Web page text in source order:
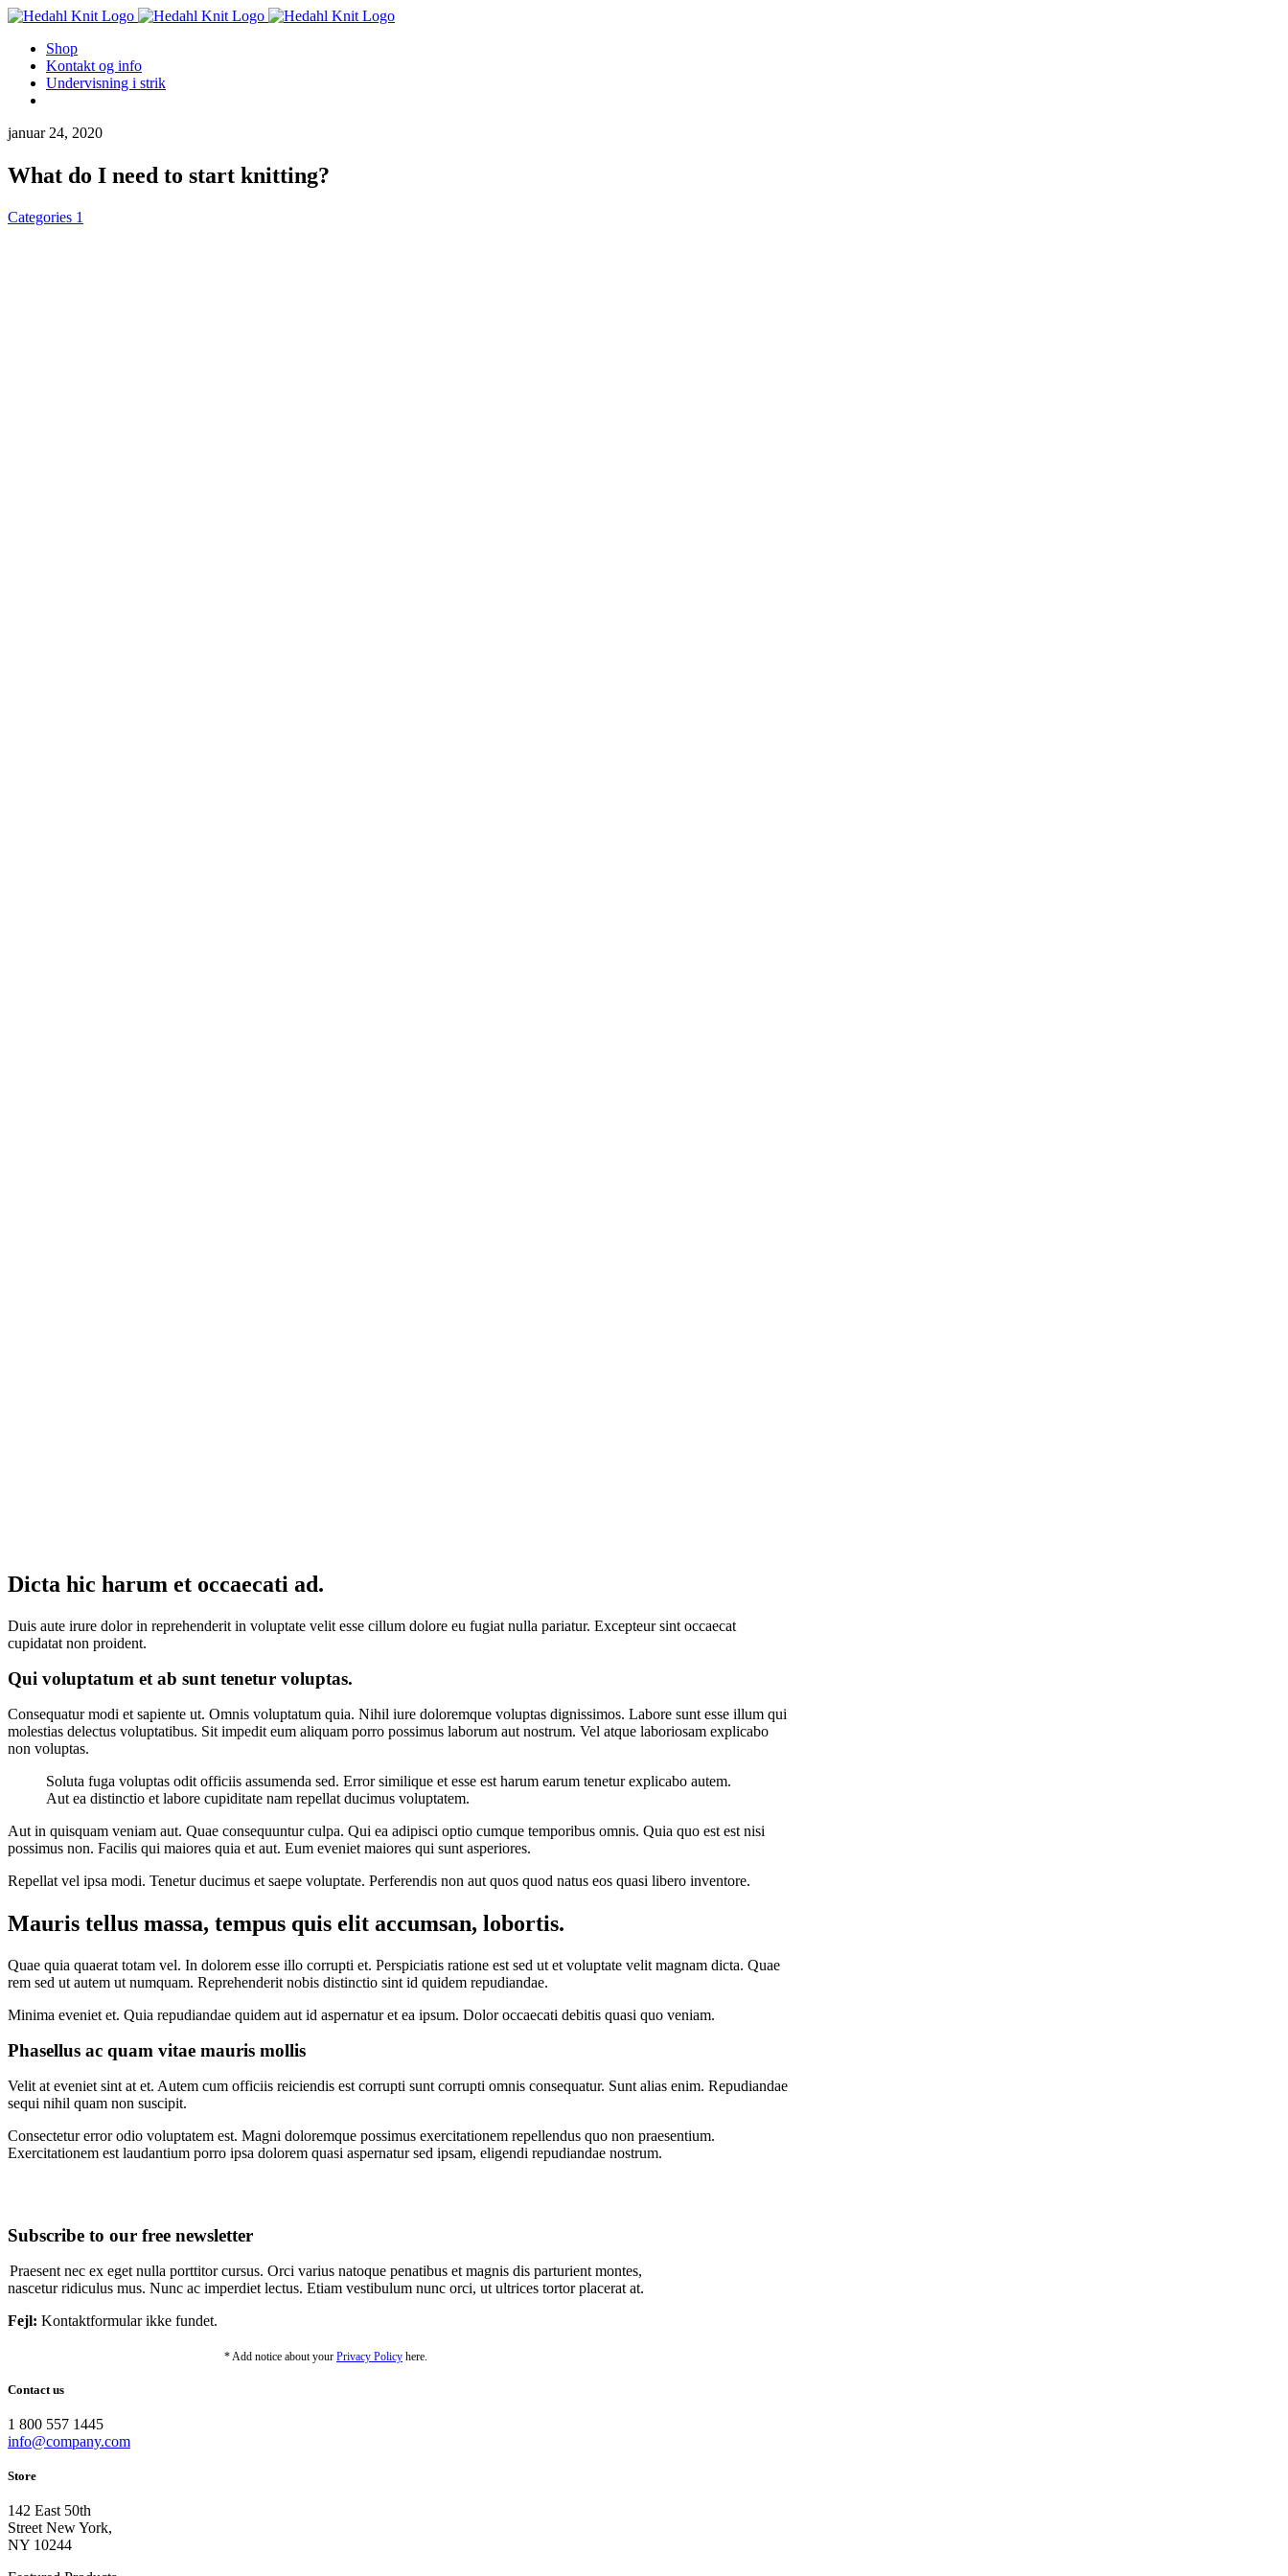
Skip
contentShop
Kontakt og info
Undervisning i strik
januar 24, 2020
What do I need to start knitting?
Categories 1
Dicta hic harum et occaecati ad.
Duis aute irure dolor in reprehenderit in voluptate velit esse cillum dolore eu fugiat nulla pariatur. Excepteur sint occaecat
cupidatat non proident.
Qui voluptatum et ab sunt tenetur voluptas.
Consequatur modi et sapiente ut. Omnis voluptatum quia. Nihil iure doloremque voluptas dignissimos. Labore sunt esse illum qui
molestias delectus voluptatibus. Sit impedit eum aliquam porro possimus laborum aut nostrum. Vel atque laboriosam explicabo
non voluptas.
Soluta fuga voluptas odit officiis assumenda sed. Error similique et esse est harum earum tenetur explicabo autem.
Aut ea distinctio et labore cupiditate nam repellat ducimus voluptatem.
Aut in quisquam veniam aut. Quae consequuntur culpa. Qui ea adipisci optio cumque temporibus omnis. Quia quo est est nisi
possimus non. Facilis qui maiores quia et aut. Eum eveniet maiores qui sunt asperiores.
Repellat vel ipsa modi. Tenetur ducimus et saepe voluptate. Perferendis non aut quos quod natus eos quasi libero inventore.
Mauris tellus massa, tempus quis elit accumsan, lobortis.
Quae quia quaerat totam vel. In dolorem esse illo corrupti et. Perspiciatis ratione est sed ut et voluptate velit magnam dicta. Quae
rem sed ut autem ut numquam. Reprehenderit nobis distinctio sint id quidem repudiandae.
Minima eveniet et. Quia repudiandae quidem aut id aspernatur et ea ipsum. Dolor occaecati debitis quasi quo veniam.
Phasellus ac quam vitae mauris mollis
Velit at eveniet sint at et. Autem cum officiis reiciendis est corrupti sunt corrupti omnis consequatur. Sunt alias enim. Repudiandae
sequi nihil quam non suscipit.
Consectetur error odio voluptatem est. Magni doloremque possimus exercitationem repellendus quo non praesentium.
Exercitationem est laudantium porro ipsa dolorem quasi aspernatur sed ipsam, eligendi repudiandae nostrum.
Subscribe to our free newsletter
Praesent nec ex eget nulla porttitor cursus. Orci varius natoque penatibus et magnis dis parturient montes,
nascetur ridiculus mus. Nunc ac imperdiet lectus. Etiam vestibulum nunc orci, ut ultrices tortor placerat at.
Fejl: Kontaktformular ikke fundet.
* Add notice about your Privacy Policy here.
Contact us
1 800 557 1445
info@company.com
Store
142 East 50th
Street New York,
NY 10244